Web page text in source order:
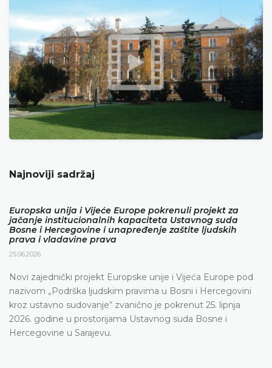
Najnoviji sadržaj
Europska unija i Vijeće Europe pokrenuli projekt za
jačanje institucionalnih kapaciteta Ustavnog suda
Bosne i Hercegovine i unapređenje zaštite ljudskih
prava i vladavine prava
25.06.2026.
Novi zajednički projekt Europske unije i Vijeća Europe pod
nazivom „Podrška ljudskim pravima u Bosni i Hercegovini
kroz ustavno sudovanje“ zvanično je pokrenut 25. lipnja
2026. godine u prostorijama Ustavnog suda Bosne i
Hercegovine u Sarajevu.